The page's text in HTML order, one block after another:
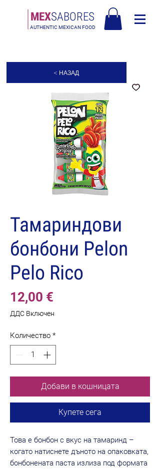
МЕXSABORES
AUTHENTIC MEXICAN FOOD
Тамариндови
бонбони Pelon
Pelo Rico
12,00 €
ДДС Включен
Количество *
Добави в кошницата
Купете сега
Това е бонбон с вкус на тамаринд –
когато натиснете дъното на опаковката,
бонбонената паста излиза под формата
< НАЗАД